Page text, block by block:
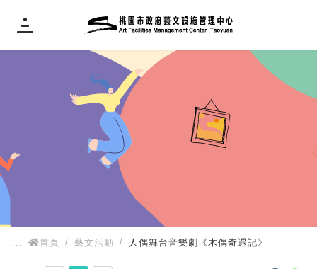
::: 首頁 藝文活動 人偶舞台音樂劇《木偶奇遇記》